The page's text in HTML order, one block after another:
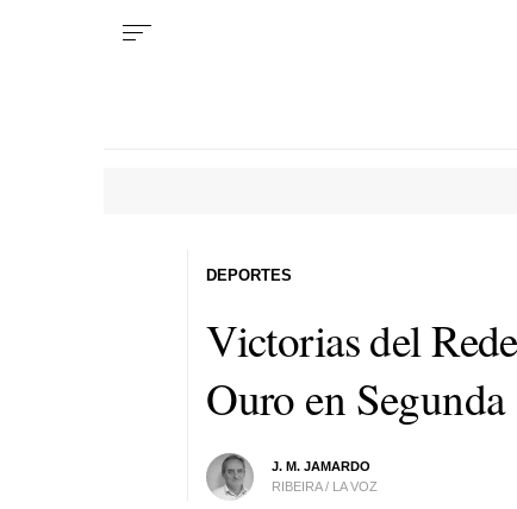
Victorias del
Ouro en Segunda
J. M. JAMARDO
RIBEIRA / LA VOZ
DEPORTES